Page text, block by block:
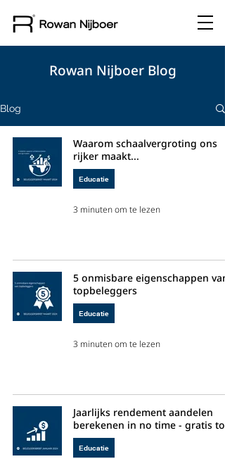
Rowan Nijboer Blog
Blog
Waarom schaalvergroting ons
rijker maakt...
Educatie
3 minuten om te lezen
5 onmisbare eigenschappen van
topbeleggers
Educatie
3 minuten om te lezen
Jaarlijks rendement aandelen
berekenen in no time - gratis
Educatie